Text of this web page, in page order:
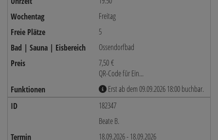
Freitag
5
Ossendorfbad
7,50 €
QR-Code für Ein...
Erst ab dem 09.09.2026 18:00 buchbar.
182347
Beate B.
18.09.2026 - 18.09.2026